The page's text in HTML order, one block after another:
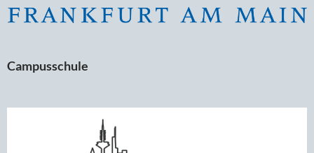
Campusschule